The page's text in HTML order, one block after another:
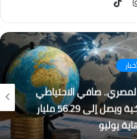
بين الجدل والفرصة